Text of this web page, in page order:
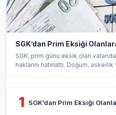
SGK’dan Prim Eksiği
SGK, prim günü eksik olan
haklarını hatırlattı. Doğum,
1 SGK’dan Prim Eksiği